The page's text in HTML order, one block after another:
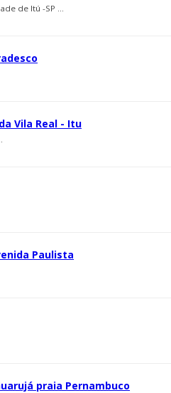
de Itú -SP ...
Vila Real - Itu
Paulista
praia Pernambuco